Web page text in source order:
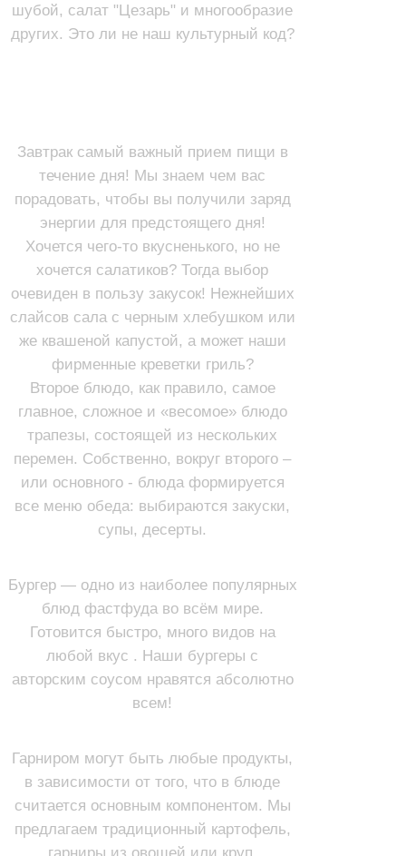
шубой, салат "Цезарь" и многообразие
других. Это ли не наш культурный код?
Завтрак самый важный прием пищи в
течение дня! Мы знаем чем вас
порадовать, чтобы вы получили заряд
энергии для предстоящего дня!
Хочется чего-то вкусненького, но не
хочется салатиков? Тогда выбор
очевиден в пользу закусок! Нежнейших
слайсов сала с черным хлебушком или
же квашеной капустой, а может наши
фирменные креветки гриль?
Второе блюдо, как правило, самое
главное, сложное и «весомое» блюдо
трапезы, состоящей из нескольких
перемен. Собственно, вокруг второго –
или основного - блюда формируется
все меню обеда: выбираются закуски,
супы, десерты.
Бургер — одно из наиболее популярных
блюд фастфуда во всём мире.
Готовится быстро, много видов на
любой вкус . Наши бургеры с
авторским соусом нравятся абсолютно
всем!
Гарниром могут быть любые продукты,
в зависимости от того, что в блюде
считается основным компонентом. Мы
предлагаем традиционный картофель,